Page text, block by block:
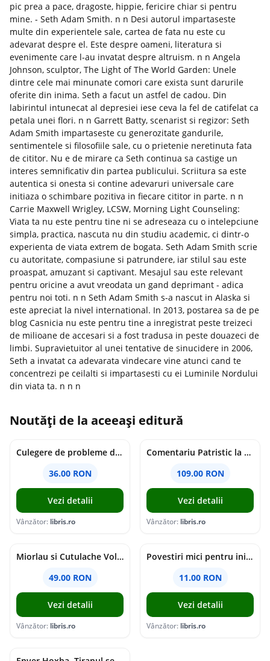
pic prea a pace, dragoste, hippie, fericire chiar si pentru
mine. - Seth Adam Smith. n n Desi autorul impartaseste
multe din experientele sale, cartea de fata nu este cu
adevarat despre el. Este despre oameni, literatura si
evenimente care l-au invatat despre altruism. n n Angela
Johnson, sculptor, The Light of The World Garden: Unele
dintre cele mai minunate comori care exista sunt darurile
oferite din inima. Seth a facut un astfel de cadou. Din
labirintul intunecat al depresiei iese ceva la fel de catifelat ca
petala unei flori. n n Garrett Batty, scenarist si regizor: Seth
Adam Smith impartaseste cu generozitate gandurile,
sentimentele si filosofiile sale, cu o prietenie neretinuta fata
de cititor. Nu e de mirare ca Seth continua sa castige un
interes semnificativ din partea publicului. Scriitura sa este
autentica si onesta si contine adevaruri universale care
initiaza o schimbare pozitiva in fiecare cititor in parte. n n
Carrie Maxwell Wrigley, LCSW, Morning Light Counseling:
Viata ta nu este pentru tine ni se adreseaza cu o intelepciune
simpla, practica, nascuta nu din studiu academic, ci dintr-o
experienta de viata extrem de bogata. Seth Adam Smith scrie
cu autoritate, compasiune si patrundere, iar stilul sau este
proaspat, amuzant si captivant. Mesajul sau este relevant
pentru oricine a avut vreodata un gand deprimant - adica
pentru noi toti. n n Seth Adam Smith s-a nascut in Alaska si
este apreciat la nivel international. In 2013, postarea sa de pe
blog Casnicia nu este pentru tine a inregistrat peste treizeci
de milioane de accesari si a fost tradusa in peste douazeci de
limbi. Supravietuitor al unei tentative de sinucidere in 2006,
Seth a invatat ca adevarata vindecare vine atunci cand te
concentrezi pe ceilalti si impartasesti cu ei Luminile Nordului
din viata ta. n n n
Noutăți de la aceeași editură
Culegere de probleme de matematica - Clasa 8 - Ioana Monalisa Manea, Cristina Neagoe
36.00 RON
Vezi detalii
Vânzător: libris.ro
Comentariu Patristic la Scriptura. Vechiul Testament II. Geneza, 12-50 - George Claudiu Tutu, Mark Sheridan, Alexander Baumgarten, Thomas C. Oden
109.00 RON
Vezi detalii
Vânzător: libris.ro
Miorlau si Cutulache Vol.1: Cu bicicleta pana la Luna - Timo Parvela
49.00 RON
Vezi detalii
Vânzător: libris.ro
Povestiri mici pentru inimi mari - Adrian Chiaga, Cristina Chiaga
11.00 RON
Vezi detalii
Vânzător: libris.ro